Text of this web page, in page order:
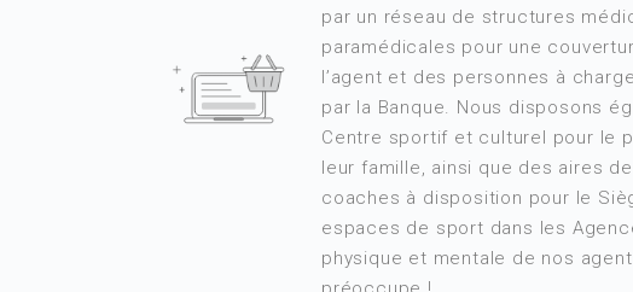
par un réseau de structures
paramédicales pour une
l’agent et des personnes à
par la Banque. Nous disposons
Centre sportif et culturel pour le
leur famille, ainsi que des aires
coaches à disposition pour le
espaces de sport dans les
physique et mentale de nos